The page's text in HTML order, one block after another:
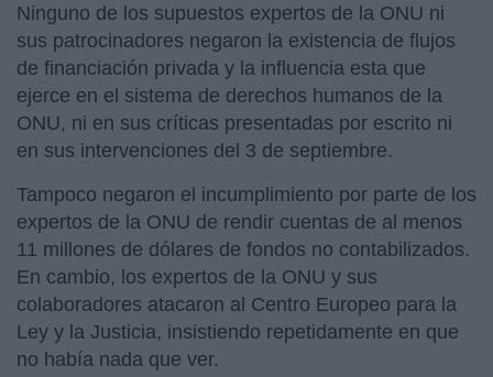
Ninguno de los supuestos expertos de la ONU ni
sus patrocinadores negaron la existencia de flujos
de financiación privada y la influencia esta que
ejerce en el sistema de derechos humanos de la
ONU, ni en sus críticas presentadas por escrito ni
en sus intervenciones del 3 de septiembre.
Tampoco negaron el incumplimiento por parte de los
expertos de la ONU de rendir cuentas de al menos
11 millones de dólares de fondos no contabilizados.
En cambio, los expertos de la ONU y sus
colaboradores atacaron al Centro Europeo para la
Ley y la Justicia, insistiendo repetidamente en que
no había nada que ver.